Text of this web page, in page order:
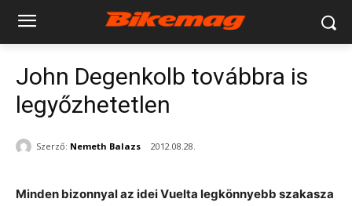
John Degenkolb továbbra is
legyőzhetetlen
Szerző: Nemeth Balazs 2012.08.28.
Minden bizonnyal az idei Vuelta legkönnyebb szakasza